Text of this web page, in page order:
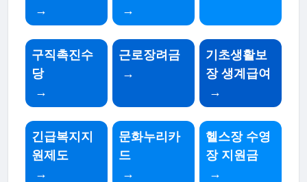
→
→
구직촉진수
당
→
근로장려금
→
기초생활보
장 생계급여
→
긴급복지지
원제도
→
문화누리카
드
→
헬스장 수영
장 지원금
→